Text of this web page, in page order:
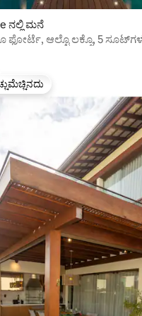
ನಲ್ಲಿ ಮನೆ
ಫೋರ್ಟೆ, ಆಲ್ಟೊ ಲಕ್ಸೊ, 5
ಅಚ್ಚುಮೆಚ್ಚಿನದು